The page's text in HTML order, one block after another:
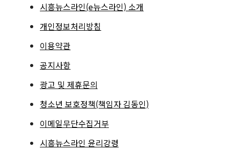
시흥뉴스라인(e뉴스라인) 소개
개인정보처리방침
이용약관
공지사항
광고 및 제휴문의
청소년 보호정책(책임자 김동인)
이메일무단수집거부
시흥뉴스라인 윤리강령